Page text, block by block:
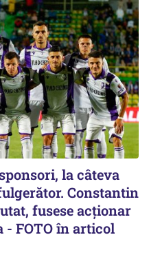
la câteva
Constantin
fusese acționar
- FOTO în articol